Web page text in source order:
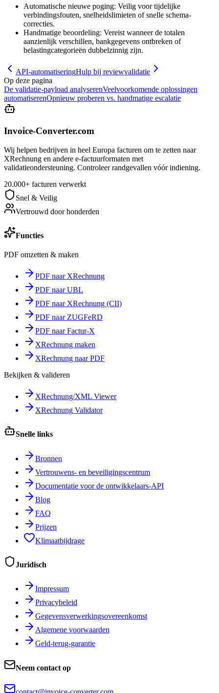
Automatische nieuwe poging: Veilig voor tijdelijke
verbindingsfouten, snelheidslimieten of snelle schema-
correcties.
Handmatige beoordeling: Vereist wanneer de totalen
aanzienlijk verschillen, bankgegevens ontbreken of
belastingcategorieën dubbelzinnig zijn.
API-automatiseringHulp bij reviewvalidatie
Op deze pagina
De validatie-payload analyserenVeelvoorkomende oplossingen
automatiserenOpnieuw proberen vs. handmatige escalatie
Invoice-Converter.com
Wij helpen bedrijven in heel Europa facturen om te zetten naar
XRechnung en andere e-factuurformaten met
validatieondersteuning. Controleer randgevallen vóór indiening.
20.000+ facturen verwerkt
Snel & Veilig
Vertrouwd door honderden
Functies
PDF omzetten & maken
PDF naar XRechnung
PDF naar UBL
PDF naar XRechnung (CII)
PDF naar ZUGFeRD
PDF naar Factur-X
XRechnung maken
XRechnung naar PDF
Bekijken & valideren
XRechnung/XML Viewer
XRechnung Validator
Snelle links
Bronnen
Vertrouwens- en beveiligingscentrum
Documentatie voor de ontwikkelaars-API
Blog
FAQ
Prijzen
Klimaatbijdrage
Juridisch
Impressum
Privacybeleid
Gegevensverwerkingsovereenkomst
Algemene voorwaarden
Geld-terug-garantie
Neem contact op